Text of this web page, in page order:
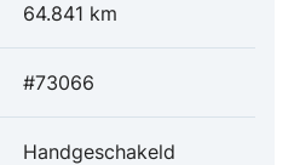
64.841 km
#73066
Handgeschakeld